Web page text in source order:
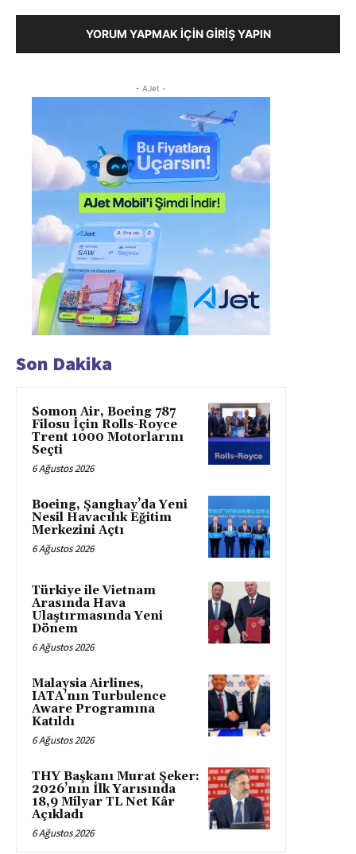
YORUM YAPMAK İÇIN GIRIŞ YAPIN
- AJet -
Son Dakika
Somon Air, Boeing 787
Filosu İçin Rolls-Royce
Trent 1000 Motorlarını
Seçti
6 Ağustos 2026
Boeing, Şanghay’da Yeni
Nesil Havacılık Eğitim
Merkezini Açtı
6 Ağustos 2026
Türkiye ile Vietnam
Arasında Hava
Ulaştırmasında Yeni
Dönem
6 Ağustos 2026
Malaysia Airlines,
IATA’nın Turbulence
Aware Programına
Katıldı
6 Ağustos 2026
THY Başkanı Murat Şeker:
2026’nın İlk Yarısında
18,9 Milyar TL Net Kâr
Açıkladı
6 Ağustos 2026